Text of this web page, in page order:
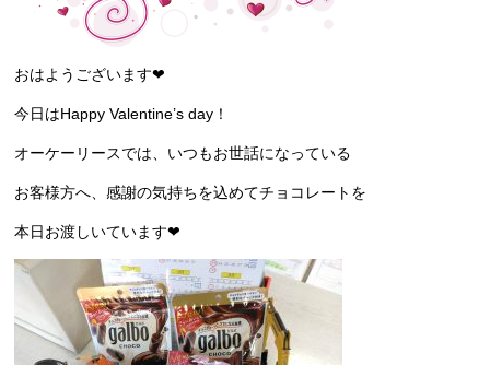
おはようございます❤
今日はHappy Valentine’s day！
オーケーリースでは、いつもお世話になっている
お客様方へ、感謝の気持ちを込めてチョコレートを
本日お渡しいています❤